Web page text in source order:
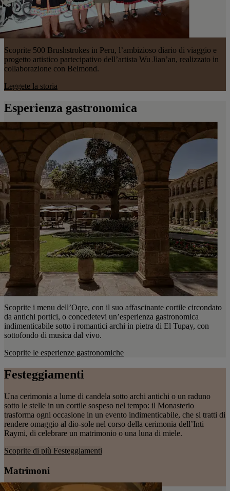
Scoprite 500 Brushstrokes in Peru, l’ambizioso diario di viaggio e
progetto artistico partecipativo dell’artista Wu Jian’an, realizzato in
collaborazione con Belmond.
Leggete la storia
Esperienza gastronomica
Scoprite i menu dell’Oqre, con il suo affascinante cortile circondato
da antichi portici, o concedetevi un’esperienza gastronomica
indimenticabile sotto i romantici archi in pietra di El Tupay, con
sottofondo di musica dal vivo.
Scoprite le esperienze gastronomiche
Festeggiamenti
Una cerimonia a lume di candela sotto archi antichi o un raduno
sotto le stelle in un cortile sospeso nel tempo: il Monasterio
trasforma ogni occasione in un evento indimenticabile, che si tratti di
rendere omaggio al dio-sole nel corso della cerimonia dell’Inti
Raymi, di celebrare un matrimonio o una luna di miele.
Scoprite di più Festeggiamenti
Matrimoni